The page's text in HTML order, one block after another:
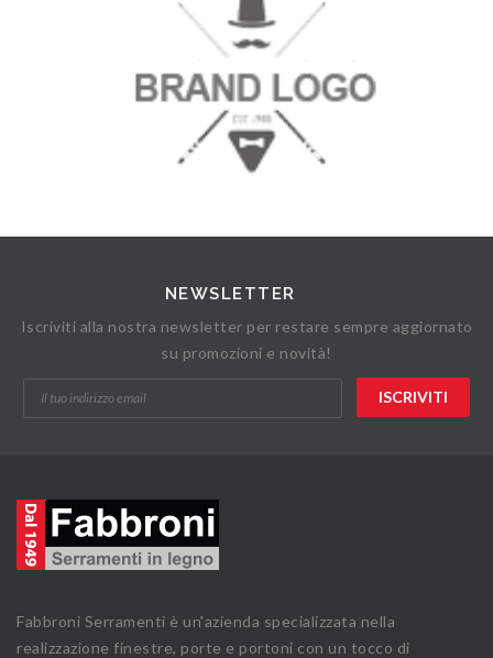
NEWSLETTER
Iscriviti alla nostra newsletter per restare sempre aggiornato
su promozioni e novità!
Fabbroni Serramenti è un'azienda specializzata nella
realizzazione finestre, porte e portoni con un tocco di